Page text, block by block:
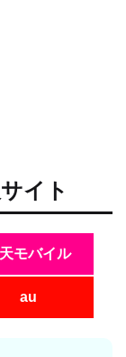
イト
モバイル
au